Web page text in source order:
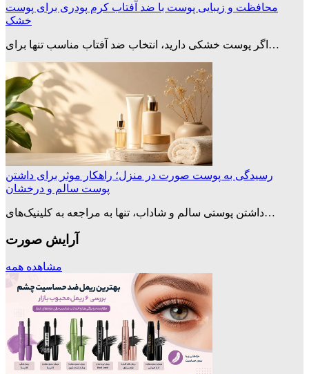
محافظت و زیبایی پوست با ضد آفتاب کرم‌ پودری برای پوست
خشک
اگر پوست خشکی دارید، انتخاب ضد آفتاب مناسب تنها برای…
رسیدگی به پوست صورت در منزل؛ راهکار موثر برای داشتن
پوست سالم و درخشان
داشتن پوستی سالم و شاداب، تنها به مراجعه به کلینیک‌های…
آرایش صورت
مشاهده همه